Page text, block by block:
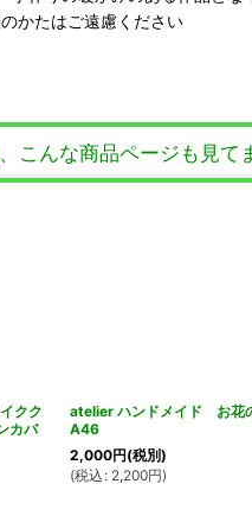
かたはご遠慮ください
こんな商品ページも見て
クク
カバ
atelier ハンドメイド お
A46
2,000円(税別)
(税込 : 2,200円)